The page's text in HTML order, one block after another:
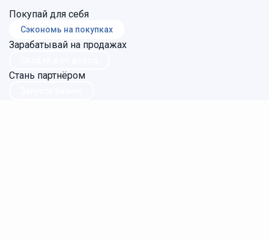
Покупай для себя
Сэкономь на покупках
Зарабатывай на продажах
Стань партнёром